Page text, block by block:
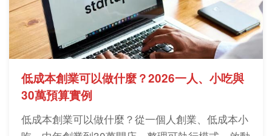
低成本創業可以做什麼？2026一人、小吃與
30萬預算實例
低成本創業可以做什麼？從一個人創業、低成本小